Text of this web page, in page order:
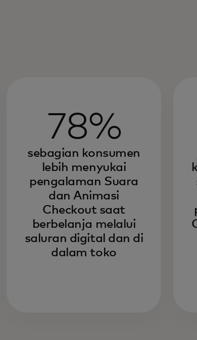
78%
sebagian konsumen
lebih menyukai
pengalaman Suara
dan Animasi
Checkout saat
berbelanja melalui
saluran digital dan di
dalam toko